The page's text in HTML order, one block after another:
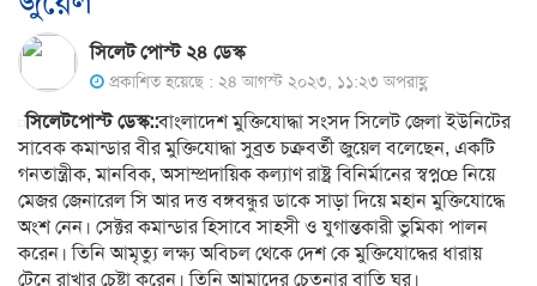
সিলেট পোস্ট ২৪ ডেস্ক
প্রকাশিত হয়েছে : ২৪ আগস্ট ২০২৩, ১১:২৩ অপরাহ্ণ
সিলেটপোস্ট ডেস্ক::বাংলাদেশ মুক্তিযোদ্ধা সংসদ সিলেট জেলা ইউনিটের
সাবেক কমান্ডার বীর মুক্তিযোদ্ধা সুব্রত চক্রবর্তী জুয়েল বলেছেন, একটি
গনতান্ত্রীক, মানবিক, অসাম্প্রদায়িক কল্যাণ রাষ্ট্র বিনির্মানের স্বপ্নœ নিয়ে
মেজর জেনারেল সি আর দত্ত বঙ্গবন্ধুর ডাকে সাড়া দিয়ে মহান মুক্তিযোদ্ধে
অংশ নেন। সেক্টর কমান্ডার হিসাবে সাহসী ও যুগান্তকারী ভুমিকা পালন
করেন। তিনি আমৃত্যু লক্ষ্য অবিচল থেকে দেশ কে মুক্তিযোদ্ধের ধারায়
টেনে রাখার চেষ্টা করেন। তিনি আমাদের চেতনার বাতি ঘর।